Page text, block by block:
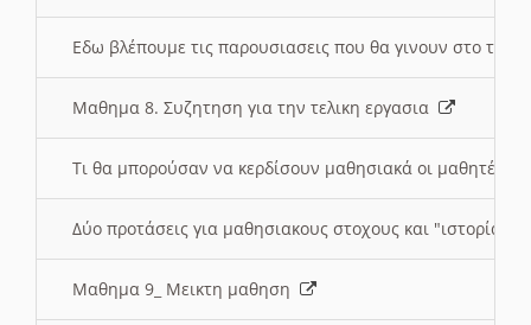
Εδω βλέπουμε τις παρουσιασεις που θα γινουν στο
Μαθημα 8. Συζητηση για την τελικη εργασια
Τι θα μπορούσαν να κερδίσουν μαθησιακά οι μαθητές/
Δύο προτάσεις για μαθησιακους στοχους και "ιστορία"
Μαθημα 9_ Μεικτη μαθηση